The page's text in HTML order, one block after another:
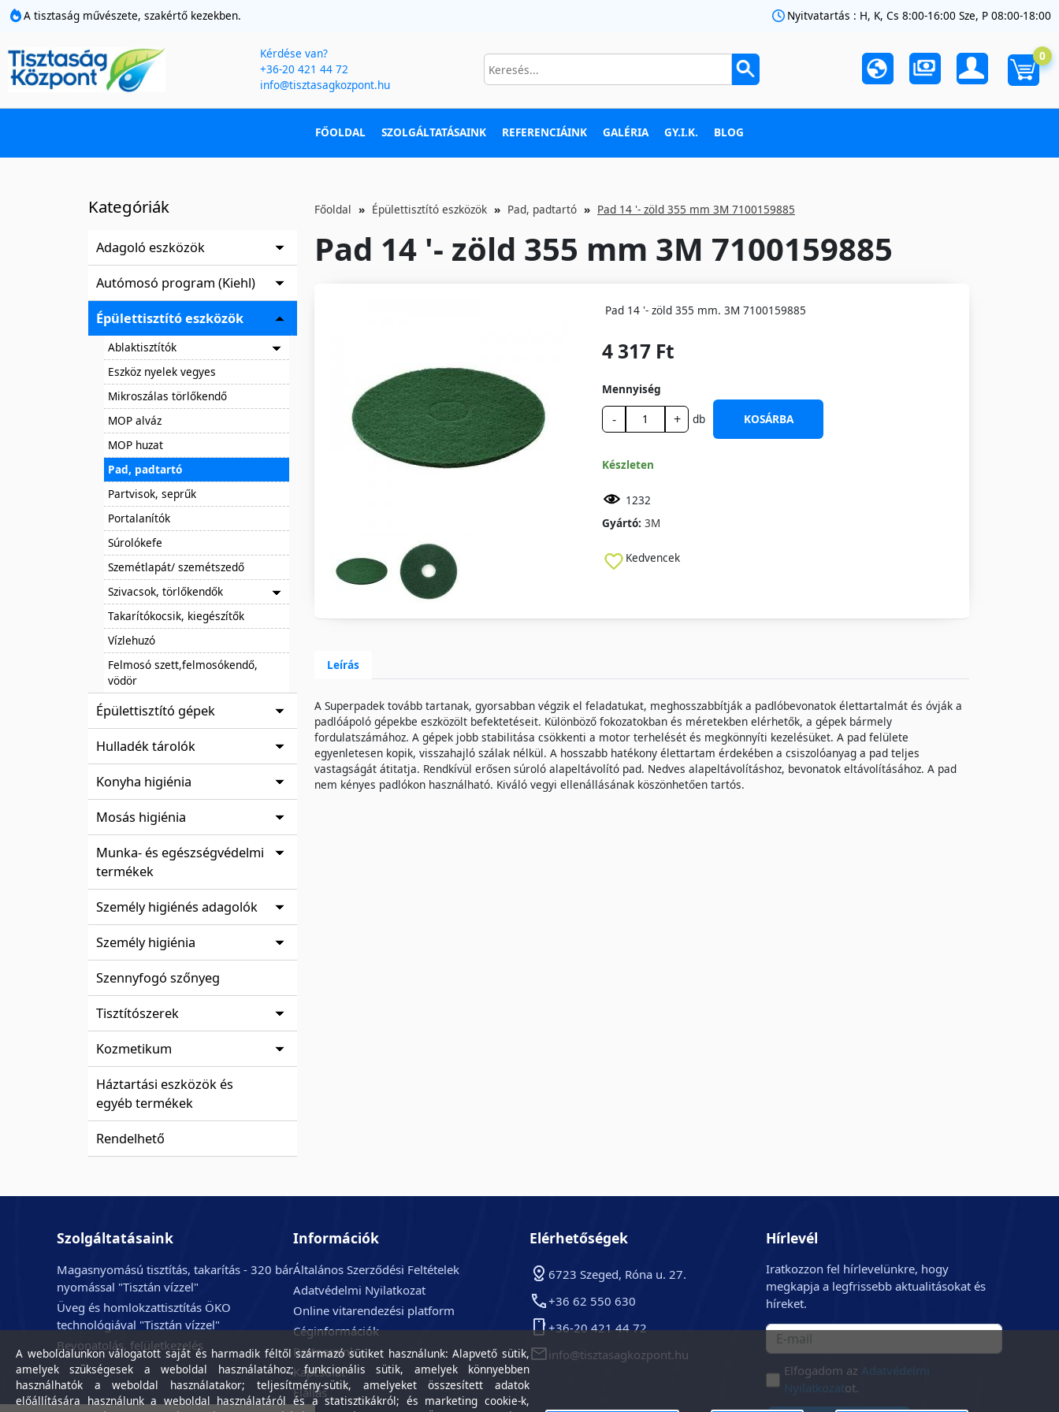
A tisztaság művészete, szakértő kezekben. Nyitvatartás : H, K, Cs 8:00-16:00 Sze, P 08:00-18:00
Kérdése van?
+36-20 421 44 72
info@tisztasagkozpont.hu
0
FŐOLDAL SZOLGÁLTATÁSAINK REFERENCIÁINK GALÉRIA GY.I.K. BLOG
Kategóriák
Adagoló eszközök
Autómosó program (Kiehl)
Épülettisztító eszközök
Ablaktisztítók
Eszköz nyelek vegyes
Mikroszálas törlőkendő
MOP alváz
MOP huzat
Pad, padtartó
Partvisok, seprűk
Portalanítók
Súrolókefe
Szemétlapát/ szemétszedő
Szivacsok, törlőkendők
Takarítókocsik, kiegészítők
Vízlehuzó
Felmosó szett,felmosókendő,
vödör
Épülettisztító gépek
Hulladék tárolók
Konyha higiénia
Mosás higiénia
Munka- és egészségvédelmi
termékek
Személy higiénés adagolók
Személy higiénia
Szennyfogó szőnyeg
Tisztítószerek
Kozmetikum
Háztartási eszközök és
egyéb termékek
Rendelhető
Főoldal Épülettisztító eszközök Pad, padtartó Pad 14 '- zöld 355 mm 3M 7100159885
Pad 14 '- zöld 355 mm 3M 7100159885
Pad 14 '- zöld 355 mm. 3M 7100159885
4 317 Ft
Mennyiség
- + db KOSÁRBA
Készleten
1232
Gyártó: 3M
Kedvencek
Leírás
A Superpadek tovább tartanak, gyorsabban végzik el feladatukat, meghosszabbítják a padlóbevonatok élettartalmát és óvják a
padlóápoló gépekbe eszközölt befektetéseit. Különböző fokozatokban és méretekben elérhetők, a gépek bármely
fordulatszámához. A gépek jobb stabilitása csökkenti a motor terhelését és megkönnyíti kezelésüket. A pad felülete
egyenletesen kopik, visszahajló szálak nélkül. A hosszabb hatékony élettartam érdekében a csiszolóanyag a pad teljes
vastagságát átitatja. Rendkívül erősen súroló alapeltávolító pad. Nedves alapeltávolításhoz, bevonatok eltávolításához. A pad
nem kényes padlókon használható. Kiváló vegyi ellenállásának köszönhetően tartós.
Szolgáltatásaink
Magasnyomású tisztítás, takarítás - 320 bár
nyomással "Tisztán vízzel"
Üveg és homlokzattisztítás ÖKO
technológiával "Tisztán vízzel"
Bevonatolás, felületkezelés
Információk
Általános Szerződési Feltételek
Adatvédelmi Nyilatkozat
Online vitarendezési platform
Céginformációk
Partnereink
Kapcsolat
Elállás
Elérhetőségek
6723 Szeged, Róna u. 27.
+36 62 550 630
+36-20 421 44 72
info@tisztasagkozpont.hu
Hírlevél
Iratkozzon fel hírlevelünkre, hogy
megkapja a legfrissebb aktualitásokat és
híreket.
Elfogadom az Adatvédelmi
Nyilatkozatot.
A weboldalunkon válogatott saját és harmadik féltől származó sütiket használunk: Alapvető sütik,
amelyek szükségesek a weboldal használatához; funkcionális sütik, amelyek könnyebben
használhatók a weboldal használatakor; teljesítmény-sütik, amelyeket összesített adatok
előállítására használunk a weboldal használatáról és a statisztikákról; és marketing cookie-k,